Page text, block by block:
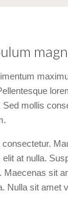
mollis
at nulla.
sit
Nulla sit amet